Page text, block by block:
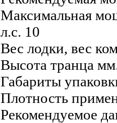
Максимальная
л.с. 10
Вес лодки, вес
Высота транца
Габариты
Плотность
Рекомендуемое